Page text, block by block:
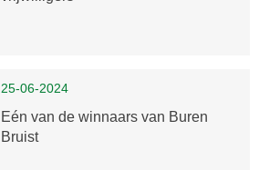
25-06-2024
Eén van de winnaars van Buren
Bruist